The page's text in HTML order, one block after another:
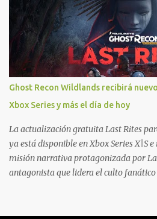
personajes, paquetes de armas hasta
más para diferentes títulos. Todas
reclamar desde la sección de Game
yendo directamente a la pestaña de
ahora sumará el acceso a la Nube de
jugar una pequeña porción de los
mediante xCloud y más de 600 juegos
compramos previamente (con más
compatibles con la función Transmite tu
leer más...
Ghost Recon Wildlands recibirá
Xbox Series y más el día de hoy
La actualización gratuita Last Rites
ya está disponible en Xbox Series X|S
misión narrativa protagonizada por
antagonista que lidera el culto fanático
Predator , uno de los desafíos más